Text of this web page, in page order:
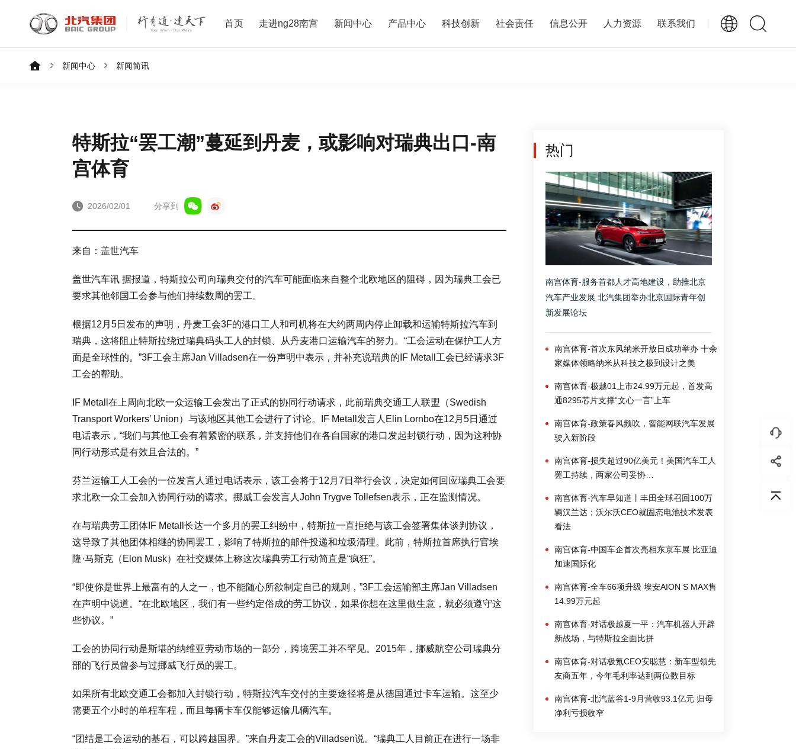
首页 走进ng28南宫 新闻中心 产品中心 科技创新 社会责任 信息公开 人力资源 联系我们
新闻中心 新闻简讯
特斯拉“罢工潮”蔓延到丹麦，或影响对瑞典出口-南
宫体育
2026/02/01 分享到
来自：盖世汽车
盖世汽车讯 据报道，特斯拉公司向瑞典交付的汽车可能面临来自整个北欧地区的阻碍，因为瑞典工会已
要求其他邻国工会参与他们持续数周的罢工。
根据12月5日发布的声明，丹麦工会3F的港口工人和司机将在大约两周内停止卸载和运输特斯拉汽车到
瑞典，这将阻止特斯拉绕过瑞典码头工人的封锁、从丹麦港口运输汽车的努力。“工会运动在保护工人方
面是全球性的。”3F工会主席Jan Villadsen在一份声明中表示，并补充说瑞典的IF Metall工会已经请求3F
工会的帮助。
IF Metall在上周向北欧一众运输工会发出了正式的协同行动请求，此前瑞典交通工人联盟（Swedish
Transport Workers’ Union）与该地区其他工会进行了讨论。IF Metall发言人Elin Lornbo在12月5日通过
电话表示，“我们与其他工会有着紧密的联系，并支持他们在各自国家的港口发起封锁行动，因为这种协
同行动形式是有效且合法的。”
芬兰运输工人工会的一位发言人通过电话表示，该工会将于12月7日举行会议，决定如何回应瑞典工会要
求北欧一众工会加入协同行动的请求。挪威工会发言人John Trygve Tollefsen表示，正在监测情况。
在与瑞典劳工团体IF Metall长达一个多月的罢工纠纷中，特斯拉一直拒绝与该工会签署集体谈判协议，
这导致了其他团体相继的协同罢工，影响了特斯拉的邮件投递和垃圾清理。此前，特斯拉首席执行官埃
隆·马斯克（Elon Musk）在社交媒体上称这次瑞典劳工行动简直是“疯狂”。
“即使你是世界上最富有的人之一，也不能随心所欲制定自己的规则，”3F工会运输部主席Jan Villadsen
在声明中说道。“在北欧地区，我们有一些约定俗成的劳工协议，如果你想在这里做生意，就必须遵守这
些协议。”
工会的协同行动是斯堪的纳维亚劳动市场的一部分，跨境罢工并不罕见。2015年，挪威航空公司瑞典分
部的飞行员曾参与过挪威飞行员的罢工。
如果所有北欧交通工会都加入封锁行动，特斯拉汽车交付的主要途径将是从德国通过卡车运输。这至少
需要五个小时的单程车程，而且每辆卡车仅能够运输几辆汽车。
“团结是工会运动的基石，可以跨越国界。”来自丹麦工会的Villadsen说。“瑞典工人目前正在进行一场非
热门
南宫体育-服务首都人才高地建设，助推北京
汽车产业发展 北汽集团举办北京国际青年创
新发展论坛
南宫体育-首次东风纳米开放日成功举办 十余
家媒体领略纳米从科技之极到设计之美
南宫体育-极越01上市24.99万元起，首发高
通8295芯片支撑“文心一言”上车
南宫体育-政策春风频吹，智能网联汽车发展
驶入新阶段
南宫体育-损失超过90亿美元！美国汽车工人
罢工持续，两家公司妥协…
南宫体育-汽车早知道丨丰田全球召回100万
辆汉兰达；沃尔沃CEO就固态电池技术发表
看法
南宫体育-中国车企首次亮相东京车展 比亚迪
加速国际化
南宫体育-全车66项升级 埃安AION S MAX售
14.99万元起
南宫体育-对话极越夏一平：汽车机器人开辟
新战场，与特斯拉全面比拼
南宫体育-对话极氪CEO安聪慧：新车型领先
友商五年，今年毛利率达到两位数目标
南宫体育-北汽蓝谷1-9月营收93.1亿元 归母
净利亏损收窄